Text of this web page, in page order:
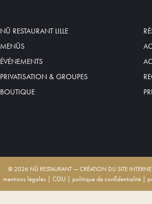
NŪ RESTAURANT LILLE
MENŪS
ÉVÉNEMENTS
PRIVATISATION & GROUPES
BOUTIQUE
© 2026 NŪ RESTAURANT — CRÉATION DU SITE
mentions légales| CGU| politique de confidentialité|